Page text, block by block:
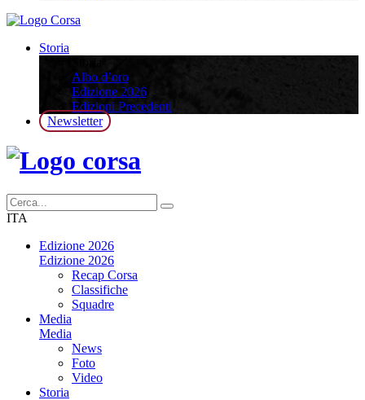
Storia
Albo d’oro
Edizione 2026
Edizioni Precedenti
Newsletter
ITA
Edizione 2026
Edizione 2026
Recap Corsa
Classifiche
Squadre
Media
Media
News
Foto
Video
Storia